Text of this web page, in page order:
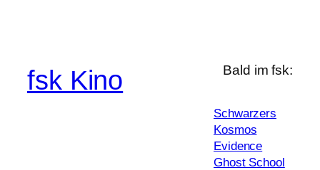
fsk Kino Bald im fsk:
Schwarzers
Kosmos
Evidence
Ghost School